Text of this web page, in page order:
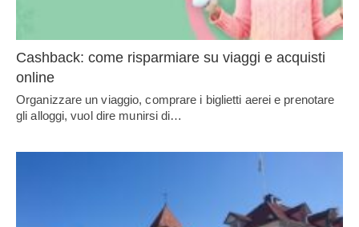
Cashback: come risparmiare su viaggi e acquisti
online
Organizzare un viaggio, comprare i biglietti aerei e prenotare
gli alloggi, vuol dire munirsi di…